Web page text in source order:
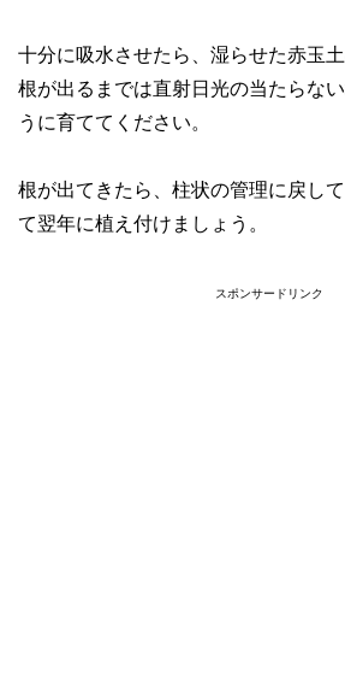
十分に吸水させたら、湿らせた赤玉
根が出るまでは直射日光の当たらな
うに育ててください。
根が出てきたら、柱状の管理に戻し
て翌年に植え付けましょう。
スポンサードリンク